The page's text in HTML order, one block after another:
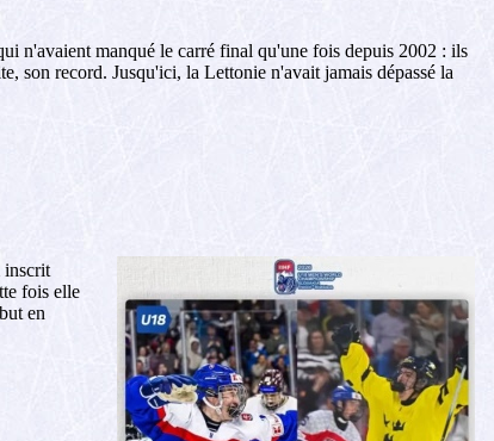
n'avaient manqué le carré final qu'une fois depuis 2002 : ils
son record. Jusqu'ici, la Lettonie n'avait jamais dépassé la
inscrit
fois elle
en